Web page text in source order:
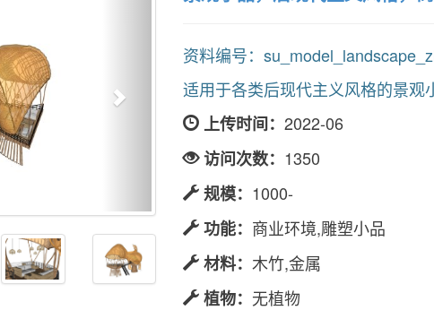
资料编号：
适用于各类后现代主义风格的景观
上传时间：2022-06
访问次数： 1350
规模： 1000-
功能： 商业环境,雕塑小品
材料：木竹,金属
植物： 无植物